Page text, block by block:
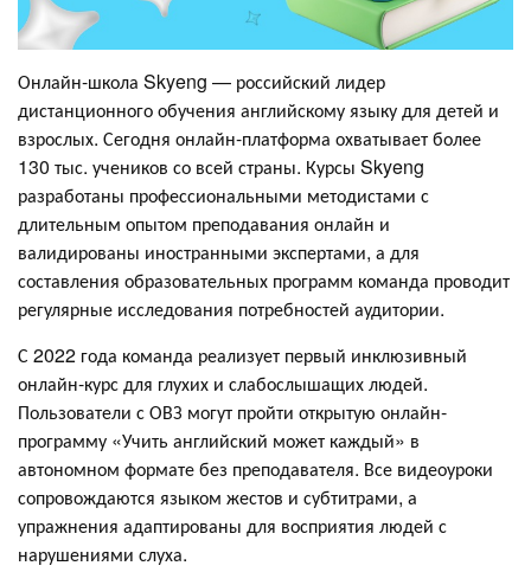
Онлайн-школа Skyeng — российский лидер
дистанционного обучения английскому языку для детей и
взрослых. Сегодня онлайн-платформа охватывает более
130 тыс. учеников со всей страны. Курсы Skyeng
разработаны профессиональными методистами с
длительным опытом преподавания онлайн и
валидированы иностранными экспертами, а для
составления образовательных программ команда проводит
регулярные исследования потребностей аудитории.
С 2022 года команда реализует первый инклюзивный
онлайн-курс для глухих и слабослышащих людей.
Пользователи с ОВЗ могут пройти открытую онлайн-
программу «Учить английский может каждый» в
автономном формате без преподавателя. Все видеоуроки
сопровождаются языком жестов и субтитрами, а
упражнения адаптированы для восприятия людей с
нарушениями слуха.